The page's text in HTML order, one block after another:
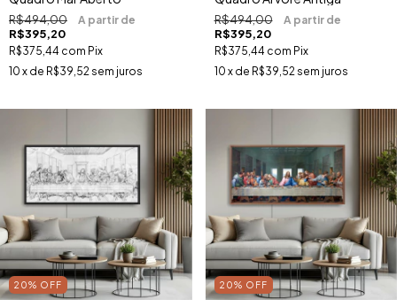
R$494,00
R$395,20
R$375,44 com Pix
10 x de R$39,52 sem juros
R$494,00
R$395,20
R$375,44 com Pix
10 x de R$39,52 sem juros
20% OFF 20% OFF